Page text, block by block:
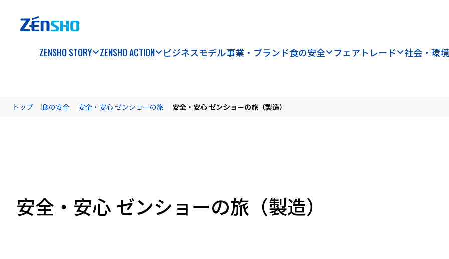
ZENSHO STORY ZENSHO ACTION ビジネスモデル事業・ブランド食の安全 フェアトレード 社会・環
トップ 食の安全 安全・安心 ゼンショーの旅 安全・安心 ゼンショーの旅（製造）
安全・安心 ゼンショーの旅（製造）